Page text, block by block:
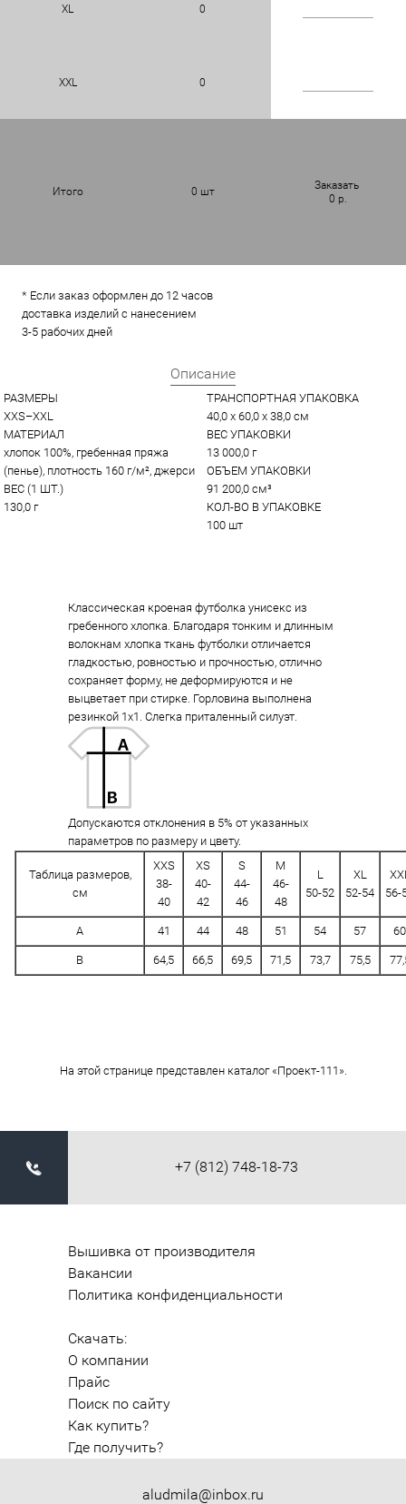
XL 0
XXL 0
Итого 0 шт
Заказать
0 р.
* Если заказ оформлен до 12 часов
доставка изделий с нанесением
3-5 рабочих дней
Описание
РАЗМЕРЫ
XXS–XXL
МАТЕРИАЛ
хлопок 100%, гребенная пряжа
(пенье), плотность 160 г/м², джерси
ВЕС (1 ШТ.)
130,0 г
ТРАНСПОРТНАЯ УПАКОВКА
40,0 x 60,0 x 38,0 см
ВЕС УПАКОВКИ
13 000,0 г
ОБЪЕМ УПАКОВКИ
91 200,0 см³
КОЛ-ВО В УПАКОВКЕ
100 шт
Классическая кроеная футболка унисекс из
гребенного хлопка. Благодаря тонким и длинным
волокнам хлопка ткань футболки отличается
гладкостью, ровностью и прочностью, отлично
сохраняет форму, не деформируются и не
выцветает при стирке. Горловина выполнена
резинкой 1x1. Слегка приталенный силуэт.
Допускаются отклонения в 5% от указанных
параметров по размеру и цвету.
Таблица размеров,
см
XXS
38-
40
XS
40-
42
S
44-
46
M
46-
48
L
50-52
XL
52-54
56-
A 41 44 48 51 54 57 60
B 64,5 66,5 69,5 71,5 73,7 75,5
На этой странице представлен каталог «Проект-111».
+7 (812) 748-18-73
aludmila@inbox.ru
Вышивка от производителя
Вакансии
Политика конфиденциальности
Скачать:
О компании
Прайс
Поиск по сайту
Как купить?
Где получить?